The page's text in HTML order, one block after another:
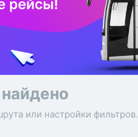
или настройки фильтров.